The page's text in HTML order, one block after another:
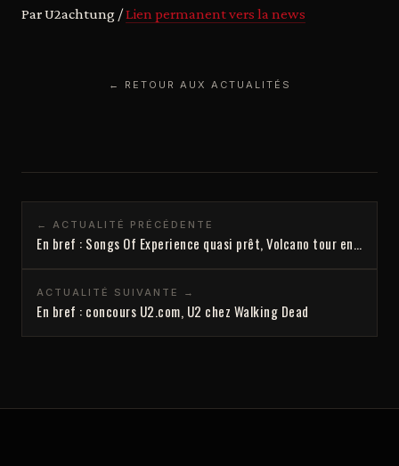
Par U2achtung /Lien permanent vers la news
← RETOUR AUX ACTUALITÉS
← ACTUALITÉ PRÉCÉDENTE
En bref : Songs Of Experience quasi prêt, Volcano tour en…
ACTUALITÉ SUIVANTE →
En bref : concours U2.com, U2 chez Walking Dead